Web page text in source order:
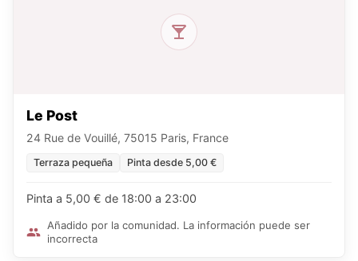
Le Post
24 Rue de Vouillé, 75015 Paris, France
Terraza pequeña Pinta desde 5,00 €
Pinta a 5,00 € de 18:00 a 23:00
Añadido por la comunidad. La información puede ser
incorrecta